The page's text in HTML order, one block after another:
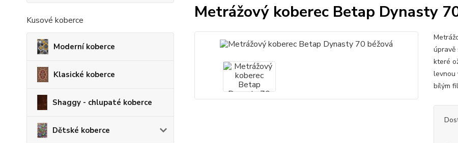
Kusové koberce
Moderní koberce
Klasické koberce
Shaggy - chlupaté koberce
Dětské koberce
Metrážový koberec Betap Dynasty
úpravě
které
levnou
bílým